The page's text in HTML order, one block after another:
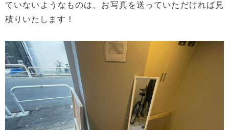
ていないようなものは、お写真を送っていただければ見
積りいたします！